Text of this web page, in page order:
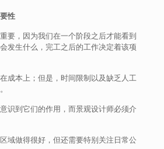
性
要，因为我们在一个阶段之后才能看到
发生什么，完工之后的工作决定着该项
成本上；但是，时间限制以及缺乏人工
识到它们的作用，而景观设计师必须介
域做得很好，但还需要特别关注日常公